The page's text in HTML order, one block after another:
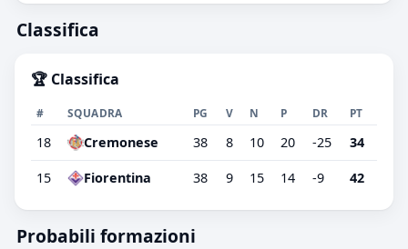
Classifica
🏆 Classifica
# SQUADRA PG V N P DR PT
18 Cremonese 38 8 10 20 -25 34
15 Fiorentina 38 9 15 14 -9 42
Probabili formazioni